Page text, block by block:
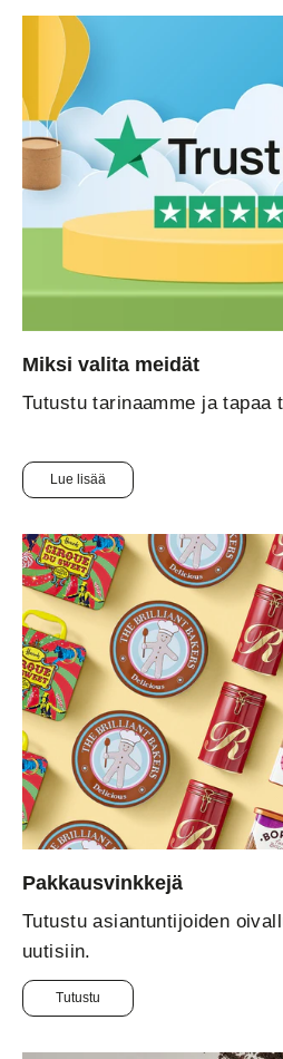
Miksi valita meidät
Tutustu tarinaamme ja tapaa
Lue lisää
Pakkausvinkkejä
Tutustu asiantuntijoiden
uutisiin.
Tutustu